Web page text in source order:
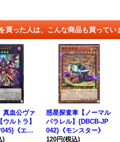
買った人は、こんな商品も買ってい
真血公ヴァ
ルトラ】
《エク
)
惑星探査車【ノーマル
パラレル】{DBCB-JP
042}《モンスター》
120円(税込)